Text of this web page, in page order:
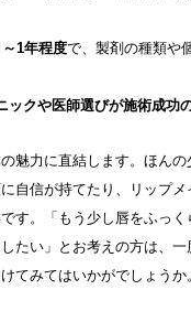
1年程度で、製剤の種類や
ックや医師選びが施術成功
魅力に直結します。ほん
自信が持てたり、リップ
す。「もう少し唇をふっ
たい」とお考えの方は、
てみてはいかがでしょうか